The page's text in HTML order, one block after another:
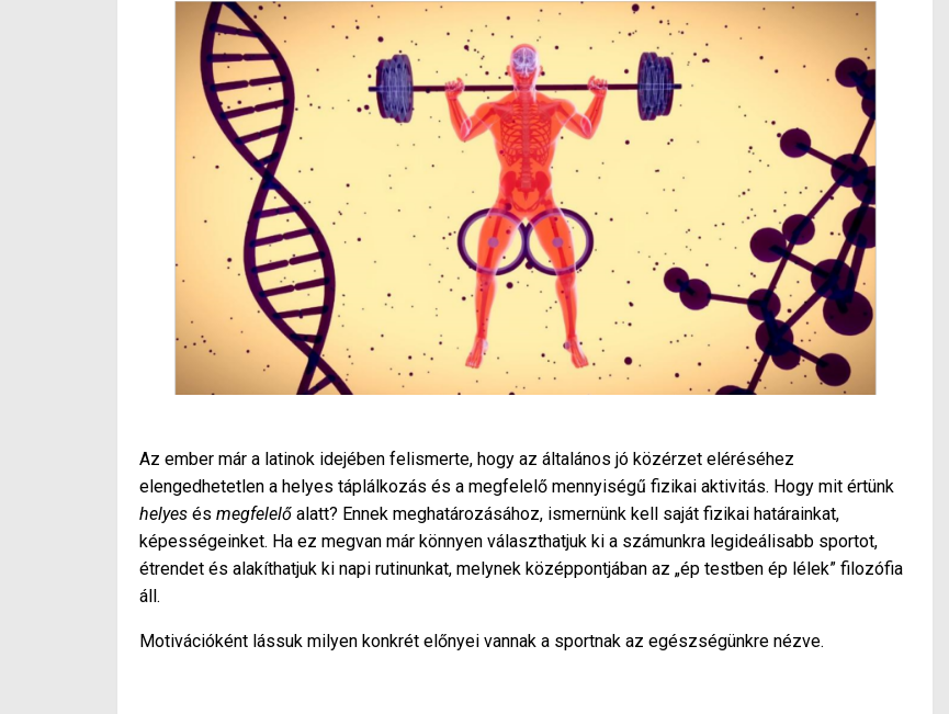
Az ember már a latinok idejében felismerte, hogy az általános jó közérzet eléréséhez
elengedhetetlen a helyes táplálkozás és a megfelelő mennyiségű fizikai aktivitás. Hogy mit értünk
helyes és megfelelő alatt? Ennek meghatározásához, ismernünk kell saját fizikai határainkat,
képességeinket. Ha ez megvan már könnyen választhatjuk ki a számunkra legideálisabb sportot,
étrendet és alakíthatjuk ki napi rutinunkat, melynek középpontjában az „ép testben ép lélek” filozófia
áll.
Motivációként lássuk milyen konkrét előnyei vannak a sportnak az egészségünkre nézve.